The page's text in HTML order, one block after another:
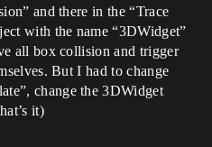
and there in the “Trace
with the name “3DWidget”
all box collision and trigger
But I had to change
change the 3DWidget
it)